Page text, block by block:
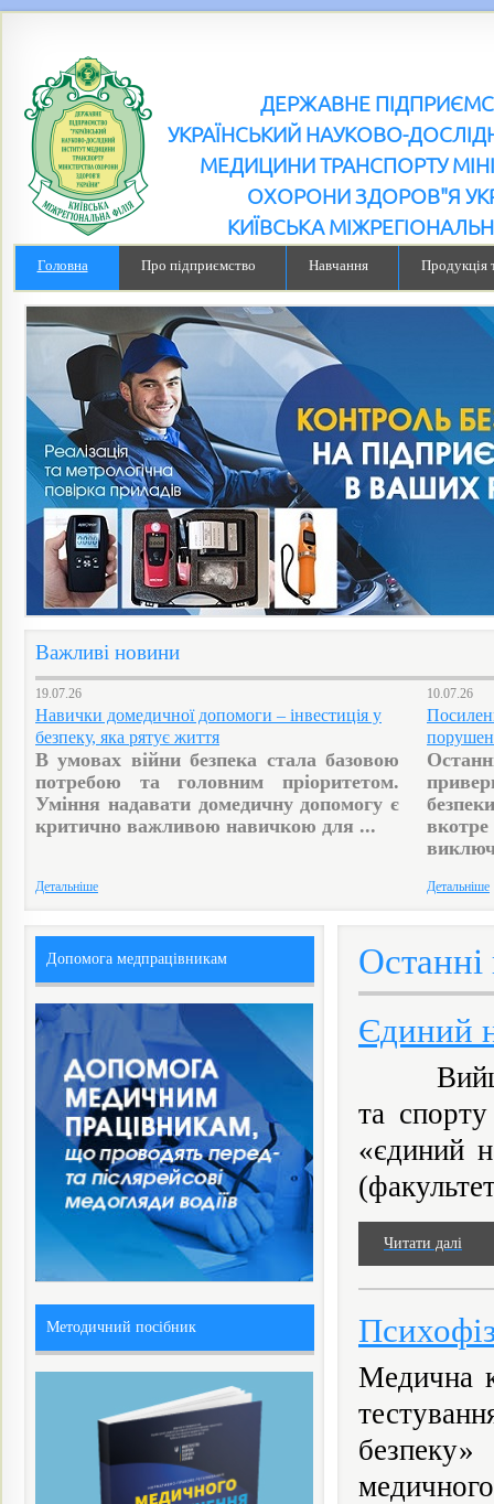
ДЕРЖАВНЕ
УКРАЇНСЬКИЙ НАУКОВО-
МЕДИЦИНИ ТРАНСПОРТУ
ОХОРОНИ ЗДОРОВ"Я
КИЇВСЬКА
Головна Про підприємство Навчання Продукція
Важливі новини
19.07.26
Навички домедичної допомоги – інвестиція у
безпеку, яка рятує життя
В умовах війни безпека стала базовою
потребою та головним пріоритетом.
Уміння надавати домедичну допомогу є
критично важливою навичкою для ...
Детальніше
10.07.26
Детальніше
Єдиний
Вийшов
та
«єдиний
Читати далі
Медична
Допомога медпрацівникам
Методичний посібник